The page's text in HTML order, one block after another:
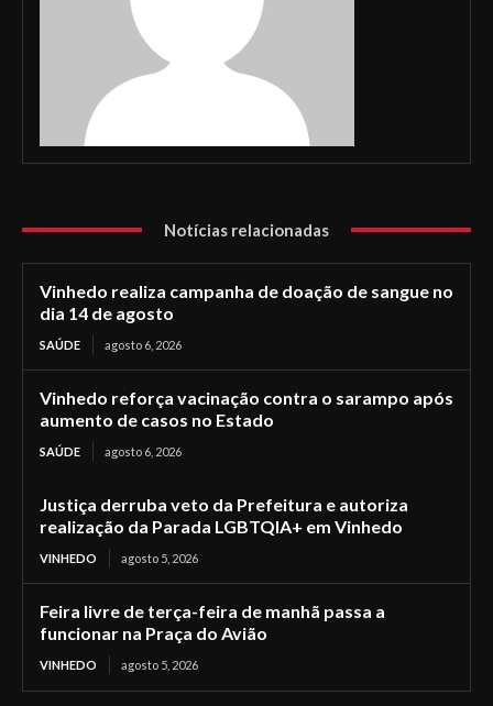
Notícias relacionadas
Vinhedo realiza campanha de doação de sangue no
dia 14 de agosto
SAÚDE agosto 6, 2026
Vinhedo reforça vacinação contra o sarampo após
aumento de casos no Estado
SAÚDE agosto 6, 2026
Justiça derruba veto da Prefeitura e autoriza
realização da Parada LGBTQIA+ em Vinhedo
VINHEDO agosto 5, 2026
Feira livre de terça-feira de manhã passa a
funcionar na Praça do Avião
VINHEDO agosto 5, 2026